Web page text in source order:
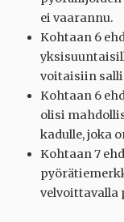
ei vaarannu.
Kohtaan 6
voitaisiin
Kohtaan 6
olisi
kadulle, joka
Kohtaan 7
velvoittavalla